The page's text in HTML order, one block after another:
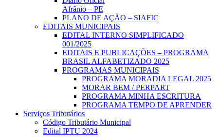
Afrânio – PE
PLANO DE AÇÃO – SIAFIC
EDITAIS MUNICIPAIS
EDITAL INTERNO SIMPLIFICADO
001/2025
EDITAIS E PUBLICAÇÕES – PROGRAMA
BRASIL ALFABETIZADO 2025
PROGRAMAS MUNICIPAIS
PROGRAMA MORADIA LEGAL 2025
MORAR BEM / PERPART
PROGRAMA MINHA ESCRITURA
PROGRAMA TEMPO DE APRENDER
Serviços Tributários
Código Tributário Municipal
Edital IPTU 2024